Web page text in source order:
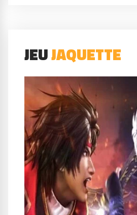
JEUJAQUETTE